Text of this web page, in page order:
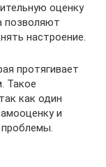
оценку
позволяют
настроение.
протягивает
Такое
как один
и
проблемы.